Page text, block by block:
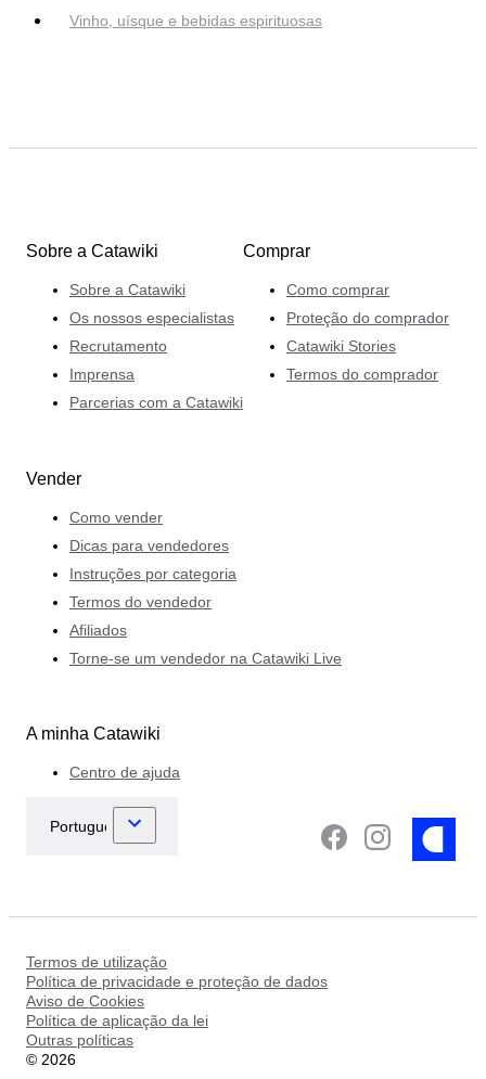
Vinho, uísque e bebidas espirituosas
Sobre a Catawiki
Sobre a Catawiki
Os nossos especialistas
Recrutamento
Imprensa
Parcerias com a Catawiki
Comprar
Como comprar
Proteção do comprador
Catawiki Stories
Termos do comprador
Vender
Como vender
Dicas para vendedores
Instruções por categoria
Termos do vendedor
Afiliados
Torne-se um vendedor na Catawiki Live
A minha Catawiki
Centro de ajuda
Termos de utilização
Política de privacidade e proteção de dados
Aviso de Cookies
Política de aplicação da lei
Outras políticas
© 2026